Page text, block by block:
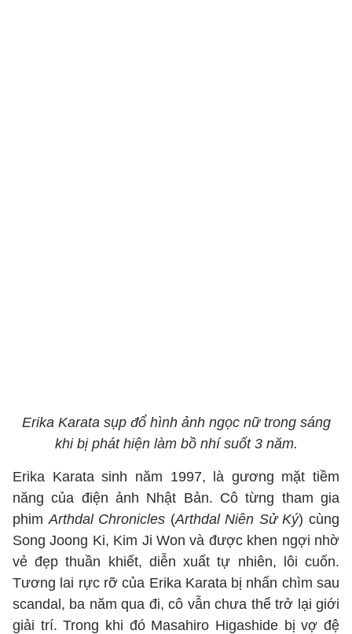
Erika Karata sụp đổ hình ảnh ngọc nữ trong sáng
khi bị phát hiện làm bồ nhí suốt 3 năm.
Erika Karata sinh năm 1997, là gương mặt tiềm
năng của điện ảnh Nhật Bản. Cô từng tham gia
phimArthdal Chronicles (Arthdal Niên Sử Ký) cùng
Song Joong Ki, Kim Ji Won và được khen ngợi nhờ
vẻ đẹp thuần khiết, diễn xuất tự nhiên, lôi cuốn.
Tương lai rực rỡ của Erika Karata bị nhấn chìm sau
scandal, ba năm qua đi, cô vẫn chưa thể trở lại giới
giải trí. Trong khi đó Masahiro Higashide bị vợ đệ